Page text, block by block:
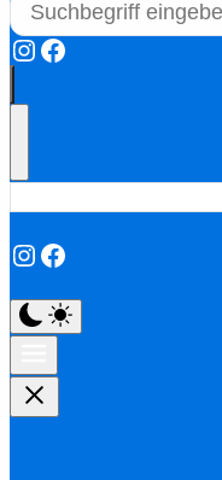
Instagram
Facebook
Instagram
Facebook